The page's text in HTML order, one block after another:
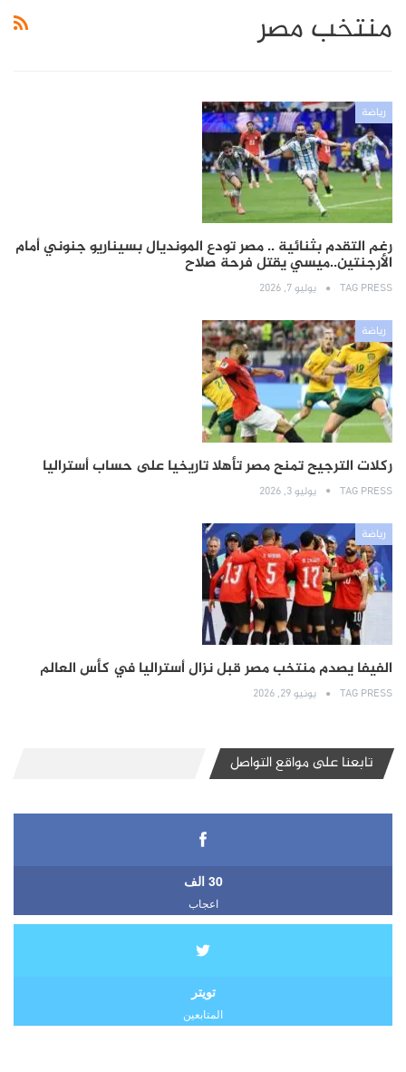
منتخب مصر
رياضة
رغم التقدم بثنائية .. مصر تودع المونديال بسيناريو جنوني أمام
الأرجنتين..ميسي يقتل فرحة صلاح
TAG PRESS يوليو 7, 2026
رياضة
ركلات الترجيح تمنح مصر تأهلا تاريخيا على حساب أستراليا
TAG PRESS يوليو 3, 2026
رياضة
الفيفا يصدم منتخب مصر قبل نزال أستراليا في كأس العالم
TAG PRESS يونيو 29, 2026
تابعنا على مواقع التواصل
30 الف
اعجاب
تويتر
المتابعين